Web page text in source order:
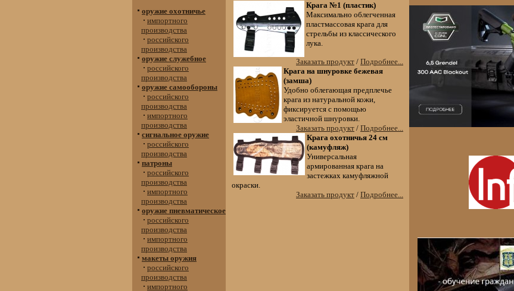
оружие охотничье
импортного
производства
российского
производства
оружие служебное
российского
производства
оружие самообороны
российского
производства
импортного
производства
сигнальное оружие
российского
производства
патроны
российского
производства
импортного
производства
оружие пневматическое
российского
производства
импортного
производства
макеты оружия
российского
производства
импортного
Крага №1 (пластик)
Максимально облегченная
пластмассовая крага для
стрельбы из классического
лука.
Заказать продукт / Подробнее...
Крага на шнуровке бежевая
(замша)
Удобно облегающая предплечье
крага из натуральной кожи,
фиксируется с помощью
эластичной шнуровки.
Заказать продукт / Подробнее...
Крага охотничья 24 см
(камуфляж)
Универсальная
армированная крага на
застежках камуфляжной
окраски.
Заказать продукт / Подробнее...